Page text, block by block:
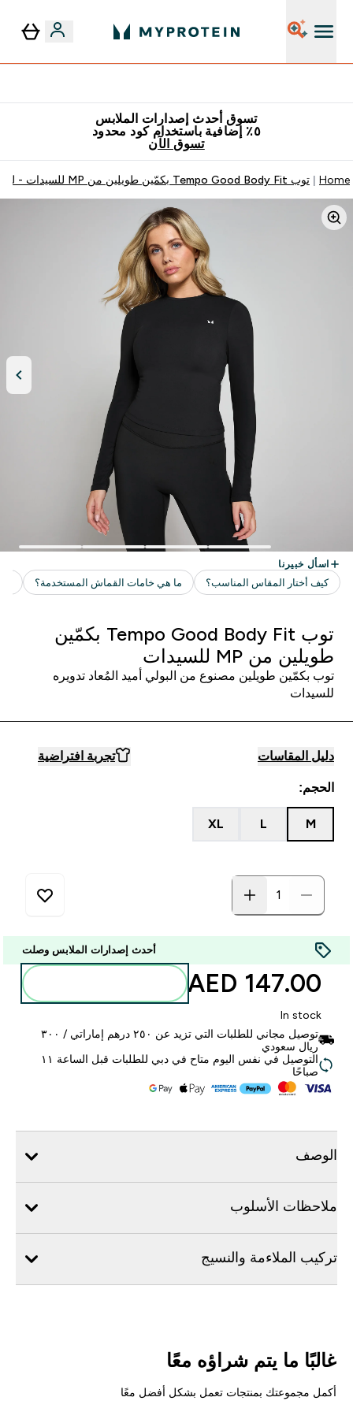
تسوق أحدث إصدارات الملابس
٥٪ إضافية باستخدام كود محدود
تسوق الآن
Home توب Tempo Good Body Fit بكمّين طويلين من MP للسيدات - لون أسود
توب Tempo Good Body Fit بكمّين
طويلين من MP للسيدات
توب بكمّين طويلين مصنوع من البولي أميد المُعاد تدويره
للسيدات
دليل المقاسات تجربة افتراضية
الحجم:
M
L
XL
أحدث إصدارات الملابس وصلت
147.00 AED‎
In stock
توصيل مجاني للطلبات التي تزيد عن ٢٥٠ درهم إماراتي / ٣٠٠
ريال سعودي
التوصيل في نفس اليوم متاح في دبي للطلبات قبل الساعة ١١
صباحًا
الوصف
ملاحظات الأسلوب
تركيب الملاءمة والنسيج
غالبًا ما يتم شراؤه معًا
أكمل مجموعتك بمنتجات تعمل بشكل أفضل معًا